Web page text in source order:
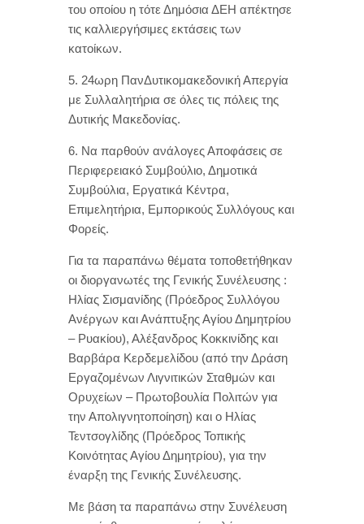
του οποίου η τότε Δημόσια ΔΕΗ απέκτησε
τις καλλιεργήσιμες εκτάσεις των
κατοίκων.
5. 24ωρη ΠανΔυτικομακεδονική Απεργία
με Συλλαλητήρια σε όλες τις πόλεις της
Δυτικής Μακεδονίας.
6. Να παρθούν ανάλογες Αποφάσεις σε
Περιφερειακό Συμβούλιο, Δημοτικά
Συμβούλια, Εργατικά Κέντρα,
Επιμελητήρια, Εμπορικούς Συλλόγους και
Φορείς.
Για τα παραπάνω θέματα τοποθετήθηκαν
οι διοργανωτές της Γενικής Συνέλευσης :
Ηλίας Σισμανίδης (Πρόεδρος Συλλόγου
Ανέργων και Ανάπτυξης Αγίου Δημητρίου
– Ρυακίου), Αλέξανδρος Κοκκινίδης και
Βαρβάρα Κερδεμελίδου (από την Δράση
Εργαζομένων Λιγνιτικών Σταθμών και
Ορυχείων – Πρωτοβουλία Πολιτών για
την Απολιγνητοποίηση) και ο Ηλίας
Τεντσογλίδης (Πρόεδρος Τοπικής
Κοινότητας Αγίου Δημητρίου), για την
έναρξη της Γενικής Συνέλευσης.
Με βάση τα παραπάνω στην Συνέλευση